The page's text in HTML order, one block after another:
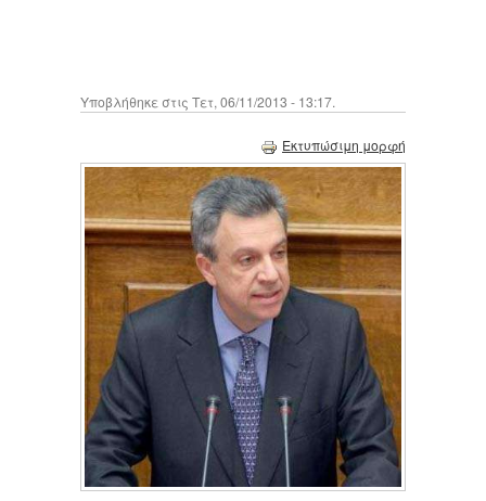
Υποβλήθηκε στις Τετ, 06/11/2013 - 13:17.
Εκτυπώσιμη μορφή